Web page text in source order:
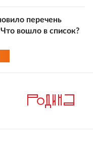
перечень
вошло в список?